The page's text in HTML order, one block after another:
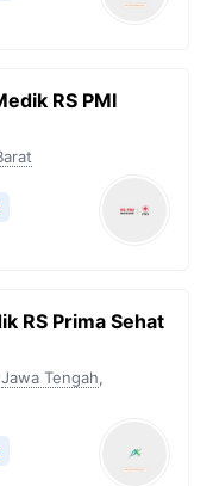
RS PMI
RS Prima Sehat
Jawa Tengah,